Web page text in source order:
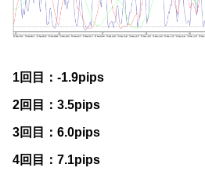
1回目：-1.9pips
2回目：3.5pips
3回目：6.0pips
4回目：7.1pips